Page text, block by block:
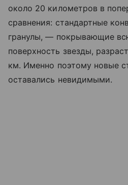
около 20 километров в
сравнения: стандартные
гранулы, — покрывающие
поверхность звезды,
км. Именно поэтому новые
оставались невидимыми.